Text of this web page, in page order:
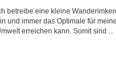
betreibe eine kleine
und immer das Optimale für
erreichen kann. Somit sind ...